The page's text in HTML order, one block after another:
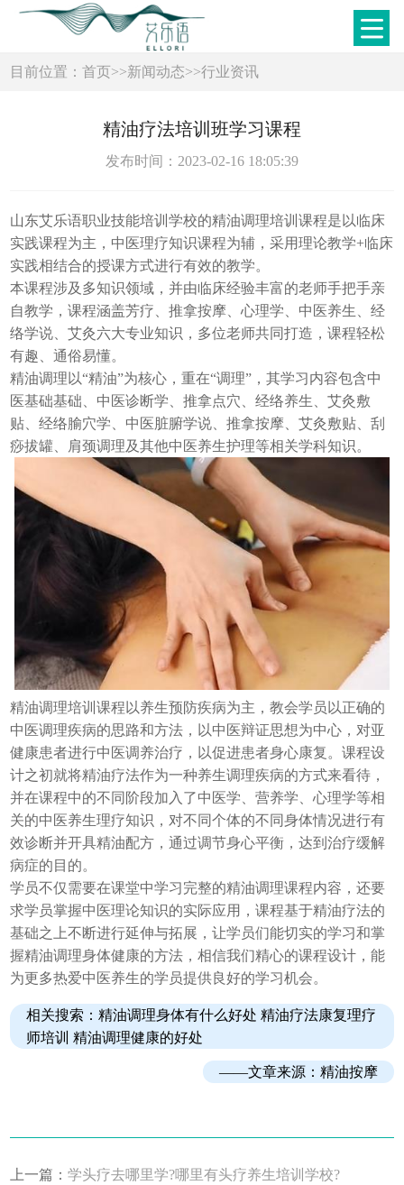
目前位置：首页>>新闻动态>>行业资讯
精油疗法培训班学习课程
发布时间：2023-02-16 18:05:39
山东艾乐语职业技能培训学校的精油调理培训课程是以临床
实践课程为主，中医理疗知识课程为辅，采用理论教学+临床
实践相结合的授课方式进行有效的教学。
本课程涉及多知识领域，并由临床经验丰富的老师手把手亲
自教学，课程涵盖芳疗、推拿按摩、心理学、中医养生、经
络学说、艾灸六大专业知识，多位老师共同打造，课程轻松
有趣、通俗易懂。
精油调理以“精油”为核心，重在“调理”，其学习内容包含中
医基础基础、中医诊断学、推拿点穴、经络养生、艾灸敷
贴、经络腧穴学、中医脏腑学说、推拿按摩、艾灸敷贴、刮
痧拔罐、肩颈调理及其他中医养生护理等相关学科知识。
精油调理培训课程以养生预防疾病为主，教会学员以正确的
中医调理疾病的思路和方法，以中医辩证思想为中心，对亚
健康患者进行中医调养治疗，以促进患者身心康复。课程设
计之初就将精油疗法作为一种养生调理疾病的方式来看待，
并在课程中的不同阶段加入了中医学、营养学、心理学等相
关的中医养生理疗知识，对不同个体的不同身体情况进行有
效诊断并开具精油配方，通过调节身心平衡，达到治疗缓解
病症的目的。
学员不仅需要在课堂中学习完整的精油调理课程内容，还要
求学员掌握中医理论知识的实际应用，课程基于精油疗法的
基础之上不断进行延伸与拓展，让学员们能切实的学习和掌
握精油调理身体健康的方法，相信我们精心的课程设计，能
为更多热爱中医养生的学员提供良好的学习机会。
相关搜索：精油调理身体有什么好处精油疗法康复理疗
师培训 精油调理健康的好处
——文章来源： 精油按摩
上一篇：学头疗去哪里学?哪里有头疗养生培训学校?